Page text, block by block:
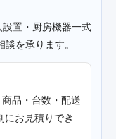
置・厨房機器一式
を承ります。
品・台数・配送
にお見積りでき